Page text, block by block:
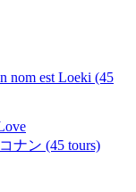
nom est Loeki (45
ナン (45 tours)